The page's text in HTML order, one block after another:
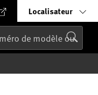
Localisateur